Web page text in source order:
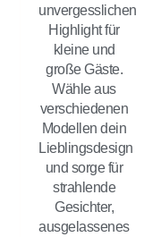
unvergesslichen
Highlight für
kleine und
große Gäste.
Wähle aus
verschiedenen
Modellen dein
Lieblingsdesign
und sorge für
strahlende
Gesichter,
ausgelassenes